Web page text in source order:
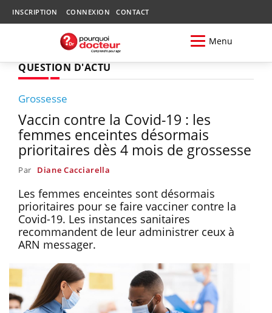
INSCRIPTION CONNEXION CONTACT
Menu
QUESTION D'ACTU
Grossesse
Vaccin contre la Covid-19 : les
femmes enceintes désormais
prioritaires dès 4 mois de grossesse
Par Diane Cacciarella
Les femmes enceintes sont désormais
prioritaires pour se faire vacciner contre la
Covid-19. Les instances sanitaires
recommandent de leur administrer ceux à
ARN messager.